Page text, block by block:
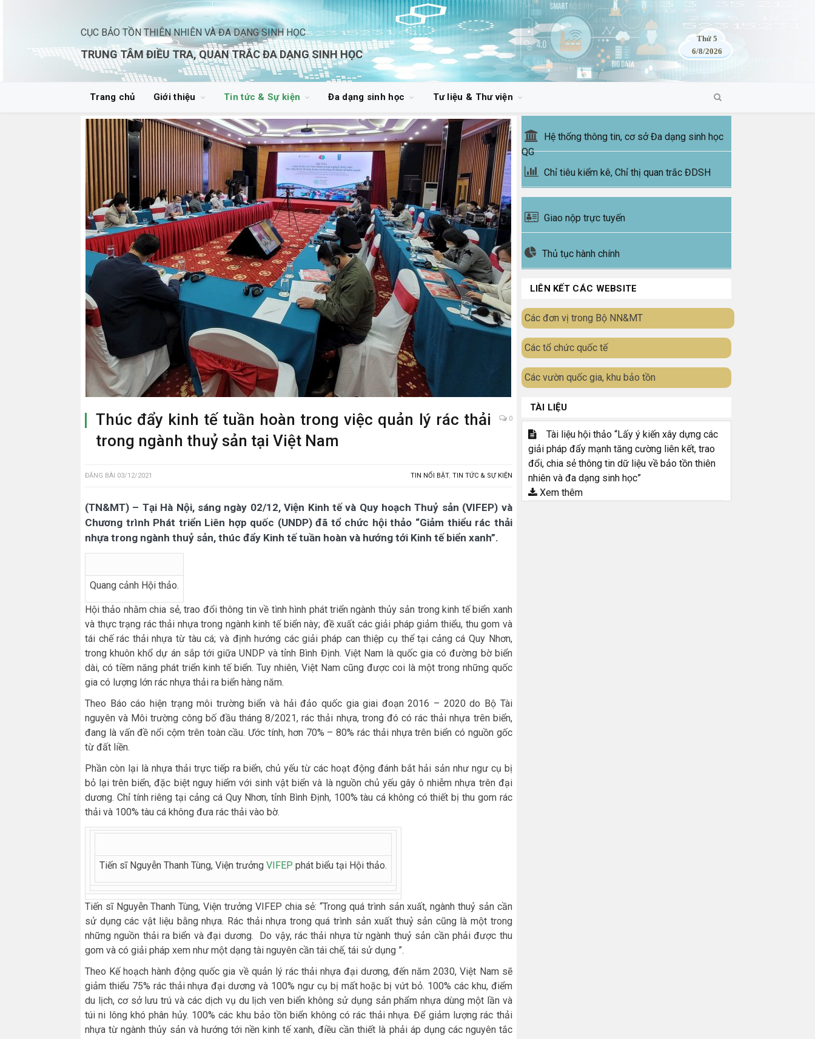
CỤC BẢO TỒN THIÊN NHIÊN VÀ ĐA DẠNG SINH HỌC
TRUNG TÂM ĐIỀU TRA, QUAN TRẮC ĐA DẠNG SINH HỌC
Thứ 5
6/8/2026
Trang chủ Giới thiệu Tin tức & Sự kiện Đa dạng sinh học Tư liệu & Thư viện
Thúc đẩy kinh tế tuần hoàn trong việc quản lý rác thải
trong ngành thuỷ sản tại Việt Nam
0
ĐĂNG BÀI 03/12/2021 TIN NỔI BẬT, TIN TỨC & SỰ KIỆN
(TN&MT) – Tại Hà Nội, sáng ngày 02/12, Viện Kinh tế và Quy hoạch Thuỷ sản (VIFEP) và
Chương trình Phát triển Liên hợp quốc (UNDP) đã tổ chức hội thảo “Giảm thiểu rác thải
nhựa trong ngành thuỷ sản, thúc đẩy Kinh tế tuần hoàn và hướng tới Kinh tế biển xanh”.
Quang cảnh Hội thảo.
Hội thảo nhằm chia sẻ, trao đổi thông tin về tình hình phát triển ngành thủy sản trong kinh tế biển xanh
và thực trạng rác thải nhựa trong ngành kinh tế biển này; đề xuất các giải pháp giảm thiểu, thu gom và
tái chế rác thải nhựa từ tàu cá; và định hướng các giải pháp can thiệp cụ thể tại cảng cá Quy Nhơn,
trong khuôn khổ dự án sắp tới giữa UNDP và tỉnh Bình Định. Việt Nam là quốc gia có đường bờ biển
dài, có tiềm năng phát triển kinh tế biển. Tuy nhiên, Việt Nam cũng được coi là một trong những quốc
gia có lượng lớn rác nhựa thải ra biển hàng năm.
Theo Báo cáo hiện trạng môi trường biển và hải đảo quốc gia giai đoạn 2016 – 2020 do Bộ Tài
nguyên và Môi trường công bố đầu tháng 8/2021, rác thải nhựa, trong đó có rác thải nhựa trên biển,
đang là vấn đề nổi cộm trên toàn cầu. Ước tính, hơn 70% – 80% rác thải nhựa trên biển có nguồn gốc
từ đất liền.
Phần còn lại là nhựa thải trực tiếp ra biển, chủ yếu từ các hoạt động đánh bắt hải sản như ngư cụ bị
bỏ lại trên biển, đặc biệt nguy hiểm với sinh vật biển và là nguồn chủ yếu gây ô nhiễm nhựa trên đại
dương. Chỉ tính riêng tại cảng cá Quy Nhơn, tỉnh Bình Định, 100% tàu cá không có thiết bị thu gom rác
thải và 100% tàu cá không đưa rác thải vào bờ.
Tiến sĩ Nguyễn Thanh Tùng, Viện trưởng VIFEP phát biểu tại Hội thảo.
Tiến sĩ Nguyễn Thanh Tùng, Viện trưởng VIFEP chia sẻ: “Trong quá trình sản xuất, ngành thuỷ sản cần
sử dụng các vật liệu bằng nhựa. Rác thải nhựa trong quá trình sản xuất thuỷ sản cũng là một trong
những nguồn thải ra biển và đại dương. Do vậy, rác thải nhựa từ ngành thuỷ sản cần phải được thu
gom và có giải pháp xem như một dạng tài nguyên cần tái chế, tái sử dụng ”.
Theo Kế hoạch hành động quốc gia về quản lý rác thải nhựa đại dương, đến năm 2030, Việt Nam sẽ
giảm thiểu 75% rác thải nhựa đại dương và 100% ngư cụ bị mất hoặc bị vứt bỏ. 100% các khu, điểm
du lịch, cơ sở lưu trú và các dịch vụ du lịch ven biển không sử dụng sản phẩm nhựa dùng một lần và
túi ni lông khó phân hủy. 100% các khu bảo tồn biển không có rác thải nhựa. Để giảm lượng rác thải
nhựa từ ngành thủy sản và hướng tới nền kinh tế xanh, điều cần thiết là phải áp dụng các nguyên tắc
Hệ thống thông tin, cơ sở Đa dạng sinh học
QG
Chỉ tiêu kiểm kê, Chỉ thị quan trắc ĐDSH
Giao nộp trực tuyến
Thủ tục hành chính
LIÊN KẾT CÁC WEBSITE
Các đơn vị trong Bộ NN&MT
Các tổ chức quốc tế
Các vườn quốc gia, khu bảo tồn
TÀI LIỆU
Tài liệu hội thảo “Lấy ý kiến xây dựng các
giải pháp đẩy mạnh tăng cường liên kết, trao
đổi, chia sẻ thông tin dữ liệu về bảo tồn thiên
nhiên và đa dạng sinh học”
Xem thêm